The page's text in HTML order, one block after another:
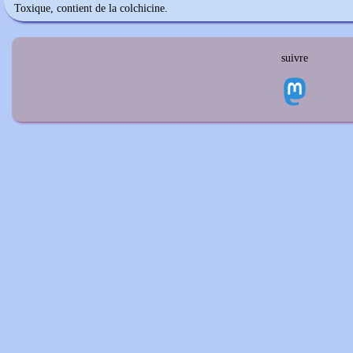
Toxique, contient de la colchicine.
suivre